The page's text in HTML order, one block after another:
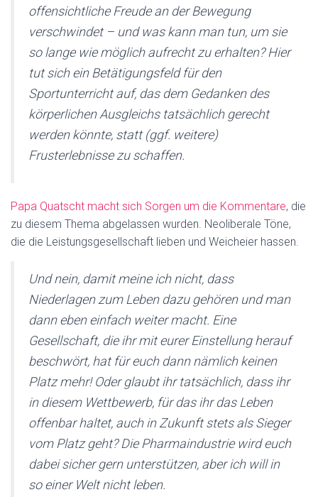
offensichtliche Freude an der Bewegung
verschwindet – und was kann man tun, um sie
so lange wie möglich aufrecht zu erhalten? Hier
tut sich ein Betätigungsfeld für den
Sportunterricht auf, das dem Gedanken des
körperlichen Ausgleichs tatsächlich gerecht
werden könnte, statt (ggf. weitere)
Frusterlebnisse zu schaffen.
Papa Quatscht macht sich Sorgen um die Kommentare, die
zu diesem Thema abgelassen wurden. Neoliberale Töne,
die die Leistungsgesellschaft lieben und Weicheier hassen.
Und nein, damit meine ich nicht, dass
Niederlagen zum Leben dazu gehören und man
dann eben einfach weiter macht. Eine
Gesellschaft, die ihr mit eurer Einstellung herauf
beschwört, hat für euch dann nämlich keinen
Platz mehr! Oder glaubt ihr tatsächlich, dass ihr
in diesem Wettbewerb, für das ihr das Leben
offenbar haltet, auch in Zukunft stets als Sieger
vom Platz geht? Die Pharmaindustrie wird euch
dabei sicher gern unterstützen, aber ich will in
so einer Welt nicht leben.